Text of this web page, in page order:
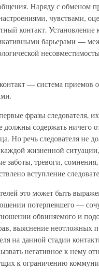
Наряду с обменом
чувствами,
контакт.
барьерами —
— система приемов
фразы следователя,
должны содержать ничего
Но речь следователя не
жизненной
заботы, тревоги,
вступление
это может быть
потерпевшего —
обвиняемого и
выяснение неотложных
на данной стадии
негативное к нему
к ограничению